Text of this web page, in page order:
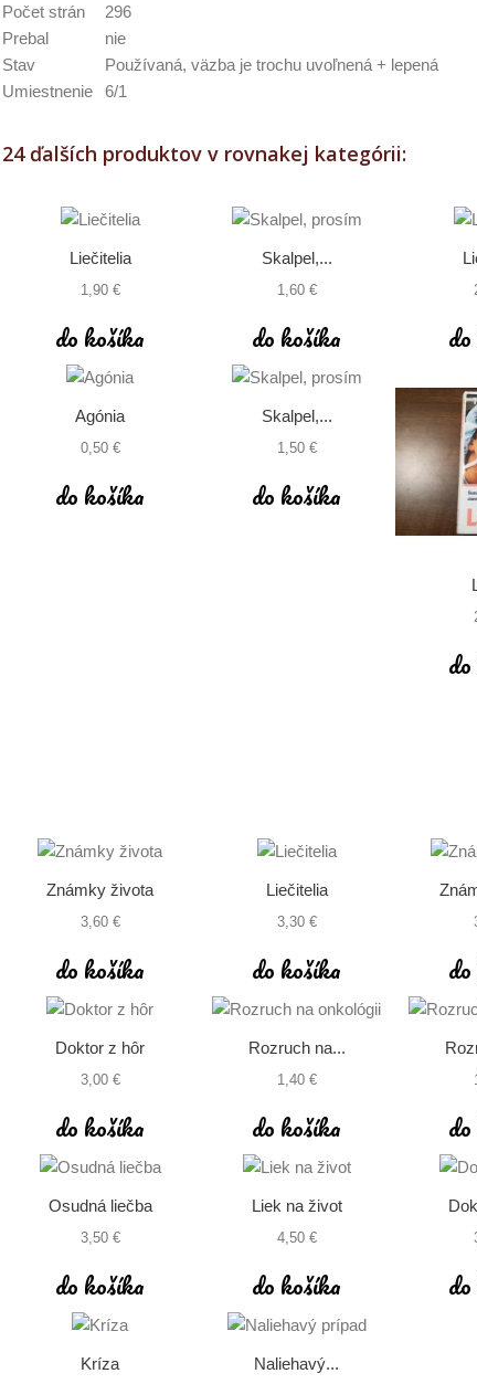
Počet strán
296
Prebal
nie
Stav
Používaná, väzba je trochu uvoľnená + lepená
Umiestnenie
6/1
24 ďalších produktov v rovnakej kategórii:
Liečitelia
1,90 €
do košíka
Skalpel,...
1,60 €
do košíka
Agónia
0,50 €
do košíka
Skalpel,...
1,50 €
do košíka
Známky života
3,60 €
do košíka
Liečitelia
3,30 €
do košíka
Doktor z hôr
3,00 €
do košíka
Rozruch na...
1,40 €
do košíka
Osudná liečba
3,50 €
do košíka
Liek na život
4,50 €
do košíka
Kríza Naliehavý...